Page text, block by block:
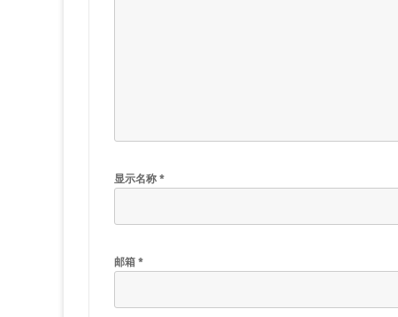
显示名称 *
邮箱 *